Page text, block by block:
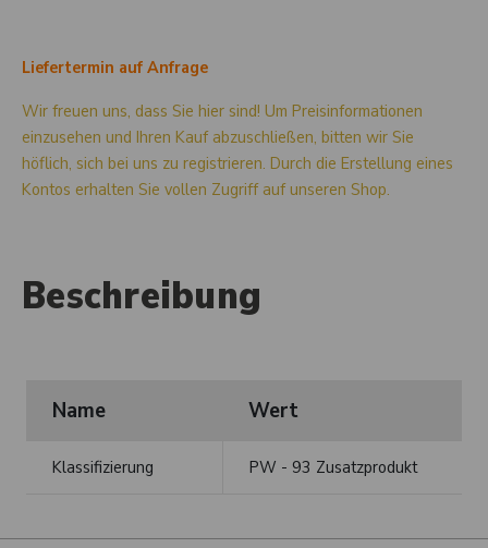
Liefertermin auf Anfrage
Wir freuen uns, dass Sie hier sind! Um Preisinformationen
einzusehen und Ihren Kauf abzuschließen, bitten wir Sie
höflich, sich bei uns zu registrieren. Durch die Erstellung eines
Kontos erhalten Sie vollen Zugriff auf unseren Shop.
Beschreibung
Name Wert
Klassifizierung PW - 93 Zusatzprodukt